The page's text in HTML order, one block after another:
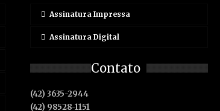
Assinatura Impressa
Assinatura Digital
Contato
(42) 3635-2944
(42) 98528-1151